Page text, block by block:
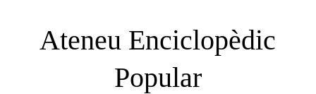
Ateneu Enciclopèdic
Popular